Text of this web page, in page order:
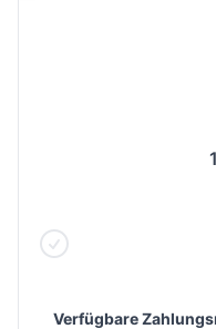
Niedrigster
Verfügbare